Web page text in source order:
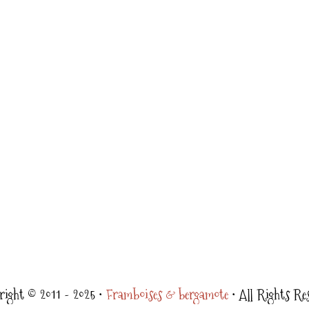
© 2011 - 2025 • Framboises & bergamote • All Rights